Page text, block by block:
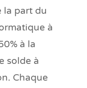
la part du
à
à la
solde à
Chaque